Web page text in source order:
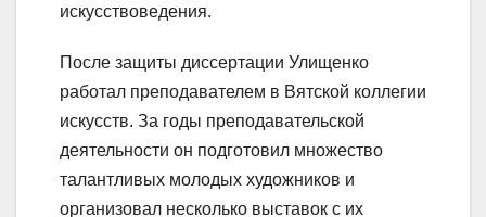
искусствоведения.
После защиты диссертации Улищенко
работал преподавателем в Вятской коллегии
искусств. За годы преподавательской
деятельности он подготовил множество
талантливых молодых художников и
организовал несколько выставок с их